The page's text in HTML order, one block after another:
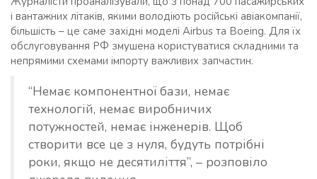
і вантажних літаків, якими володіють російські авіакомпанії,
більшість – це саме західні моделі Airbus та Boeing. Для їх
обслуговування РФ змушена користуватися складними та
непрямими схемами імпорту важливих запчастин.
“Немає компонентної бази, немає
технологій, немає виробничих
потужностей, немає інженерів. Щоб
створити все це з нуля, будуть потрібні
роки, якщо не десятиліття”, – розповіло